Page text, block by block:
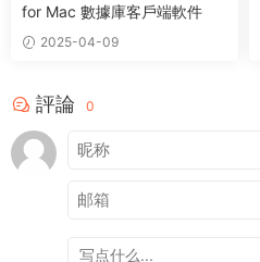
for Mac 數據庫客戶端軟件
2025-04-09
評論 0